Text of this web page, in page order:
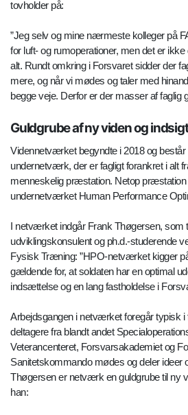
tovholder på:
”Jeg selv og mine nærmeste kolleger på
for luft- og rumoperationer, men det er
alt. Rundt omkring i Forsvaret sidder der
mere, og når vi mødes og taler med
begge veje. Derfor er der masser af faglig
Guldgrube af ny viden og indsigt
Vidennetværket begyndte i 2018 og består
undernetværk, der er fagligt forankret i alt
menneskelig præstation. Netop præstation
undernetværket Human Performance
I netværket indgår Frank Thøgersen, som
udviklingskonsulent og ph.d.-studerende
Fysisk Træning: ”HPO-netværket kigger
gældende for, at soldaten har en optimal
indsættelse og en lang fastholdelse i
Arbejdsgangen i netværket foregår typisk
deltagere fra blandt andet
Veterancenteret, Forsvarsakademiet og
Sanitetskommando mødes og deler ideer
Thøgersen er netværk en guldgrube til ny
han: